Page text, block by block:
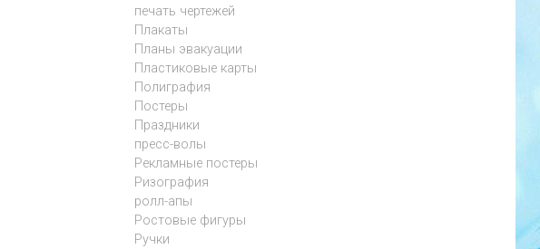
печать чертежей
Плакаты
Планы эвакуации
Пластиковые карты
Полиграфия
Постеры
Праздники
пресс-волы
Рекламные постеры
Ризография
ролл-апы
Ростовые фигуры
Ручки